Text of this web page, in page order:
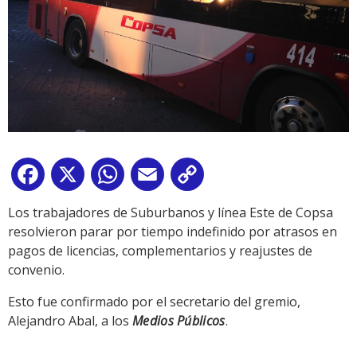
Facebook
X WhatsApp
Email
Link
Los trabajadores de Suburbanos y línea Este de Copsa
resolvieron parar por tiempo indefinido por atrasos en
pagos de licencias, complementarios y reajustes de
convenio.
Esto fue confirmado por el secretario del gremio,
Alejandro Abal, a los Medios Públicos.